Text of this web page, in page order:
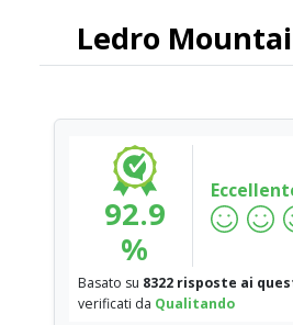
Ledro
92.9
%
Basato su 8322 risposte ai
verificati da Qualitando